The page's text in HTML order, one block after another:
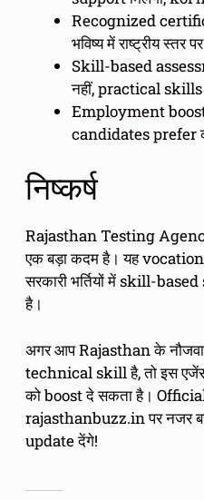
Recognized
भविष्य में राष्ट्रीय स्तर
Skill-based
नहीं, practical skills
Employment
candidates prefer
निष्कर्ष
Rajasthan Testing
एक बड़ा कदम है। यह
सरकारी भर्तियों में skill-
है।
अगर आप Rajasthan के
technical skill है, तो इस
को boost दे सकता है।
rajasthanbuzz.in पर नजर
update देंगे!